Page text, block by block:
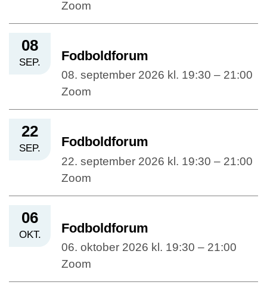
Zoom
08
SEP. Fodboldforum
08. september 2026 kl. 19:30 – 21:00
Zoom
22
SEP. Fodboldforum
22. september 2026 kl. 19:30 – 21:00
Zoom
06
OKT. Fodboldforum
06. oktober 2026 kl. 19:30 – 21:00
Zoom